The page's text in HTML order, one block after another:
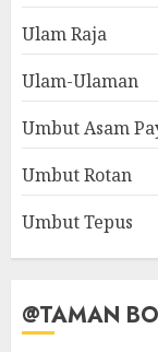
Ulam Raja
Ulam-Ulaman
Umbut Asam
Umbut Rotan
Umbut Tepus
@TAMAN